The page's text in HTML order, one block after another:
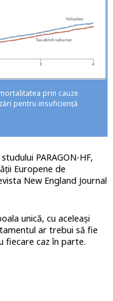
prin cauze
pentru insuficiență
PARAGON-HF,
Europene de
New England Journal
unică, cu aceleași
ar trebui să fie
fiecare caz în parte.